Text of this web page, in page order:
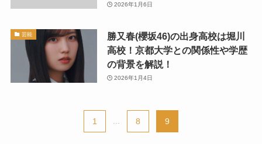
2026年1月6日
芸能
勝又春(櫻坂46)の出身高校は堀川
高校！京都大学との関係性や学歴
の背景を解説！
2026年1月4日
1 ... 8 9